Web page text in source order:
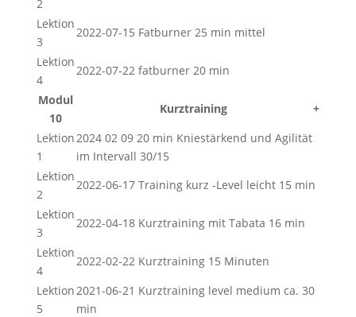
2
Lektion
3
2022-07-15 Fatburner 25 min mittel
Lektion
4
2022-07-22 fatburner 20 min
Modul
10
Kurztraining
+
Lektion
1
2024 02 09 20 min Kniestärkend und Agilität
im Intervall 30/15
Lektion
2
2022-06-17 Training kurz -Level leicht 15 min
Lektion
3
2022-04-18 Kurztraining mit Tabata 16 min
Lektion
4
2022-02-22 Kurztraining 15 Minuten
Lektion
5
2021-06-21 Kurztraining level medium ca. 30
min